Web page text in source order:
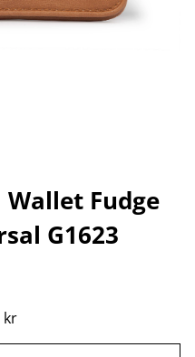
Wallet Fudge
G1623
kr